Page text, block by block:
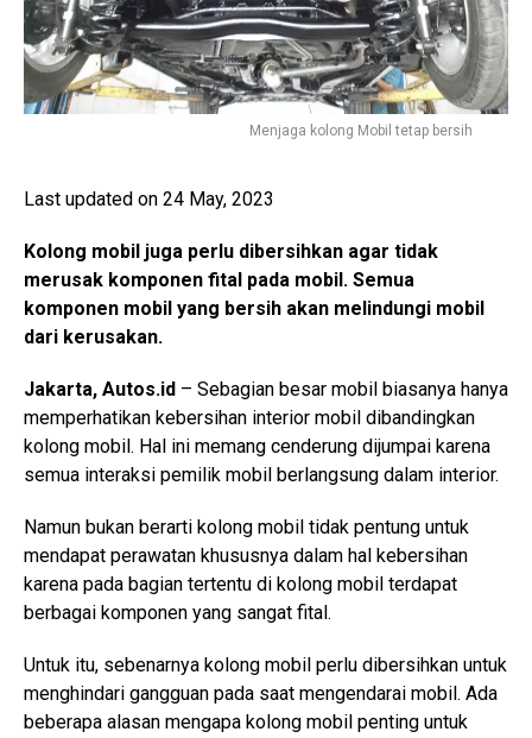
Menjaga kolong Mobil tetap bersih
Last updated on 24 May, 2023
Kolong mobil juga perlu dibersihkan agar tidak
merusak komponen fital pada mobil. Semua
komponen mobil yang bersih akan melindungi mobil
dari kerusakan.
Jakarta, Autos.id – Sebagian besar mobil biasanya hanya
memperhatikan kebersihan interior mobil dibandingkan
kolong mobil. Hal ini memang cenderung dijumpai karena
semua interaksi pemilik mobil berlangsung dalam interior.
Namun bukan berarti kolong mobil tidak pentung untuk
mendapat perawatan khususnya dalam hal kebersihan
karena pada bagian tertentu di kolong mobil terdapat
berbagai komponen yang sangat fital.
Untuk itu, sebenarnya kolong mobil perlu dibersihkan untuk
menghindari gangguan pada saat mengendarai mobil. Ada
beberapa alasan mengapa kolong mobil penting untuk